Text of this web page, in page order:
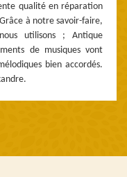
qualité en réparation
à notre savoir-faire,
utilisons ; Antique
de musiques vont
bien accordés.